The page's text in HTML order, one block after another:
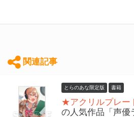
関連記事
とらのあな限定版 書籍
★アクリルプレー
の人気作品「声優